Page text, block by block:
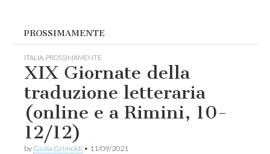
PROSSIMAMENTE
ITALIA PROSSIMAMENTE
XIX Giornate della
traduzione letteraria
(online e a Rimini, 10-
12/12)
by Giulia Grimoldi • 11/09/2021